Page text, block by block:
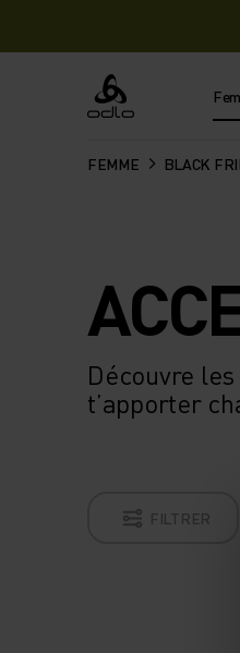
Odlo
FEMME BLACK
Découvre
t’apporter
FILTRER